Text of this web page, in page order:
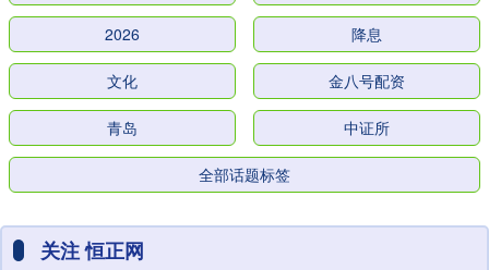
2026 降息
文化 金八号配资
青岛 中证所
全部话题标签
关注 恒正网